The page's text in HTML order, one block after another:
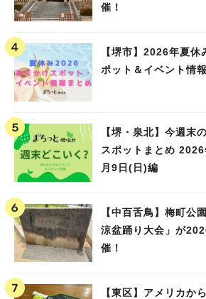
催！
【堺市】2026年夏
ポット＆イベント情
【堺・泉北】今週末
スポットまとめ
月9日(日)編
【中百舌鳥】梅町公
涼盆踊り大会」が
催！
【東区】アメリカか
人気のキーワード
#泉ヶ丘駅#栂・美木多駅
#あなたはどっち？